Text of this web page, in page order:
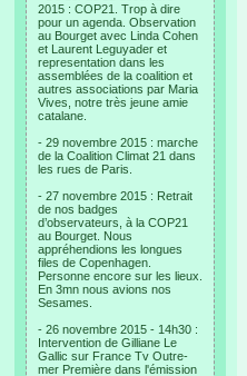
2015 : COP21. Trop à dire
pour un agenda. Observation
au Bourget avec Linda Cohen
et Laurent Leguyader et
representation dans les
assemblées de la coalition et
autres associations par Maria
Vives, notre très jeune amie
catalane.
- 29 novembre 2015 : marche
de la Coalition Climat 21 dans
les rues de Paris.
- 27 novembre 2015 : Retrait
de nos badges
d’observateurs, à la COP21
au Bourget. Nous
appréhendions les longues
files de Copenhagen.
Personne encore sur les lieux.
En 3mn nous avions nos
Sesames.
- 26 novembre 2015 - 14h30 :
Intervention de Gilliane Le
Gallic sur France Tv Outre-
mer Première dans l'émission